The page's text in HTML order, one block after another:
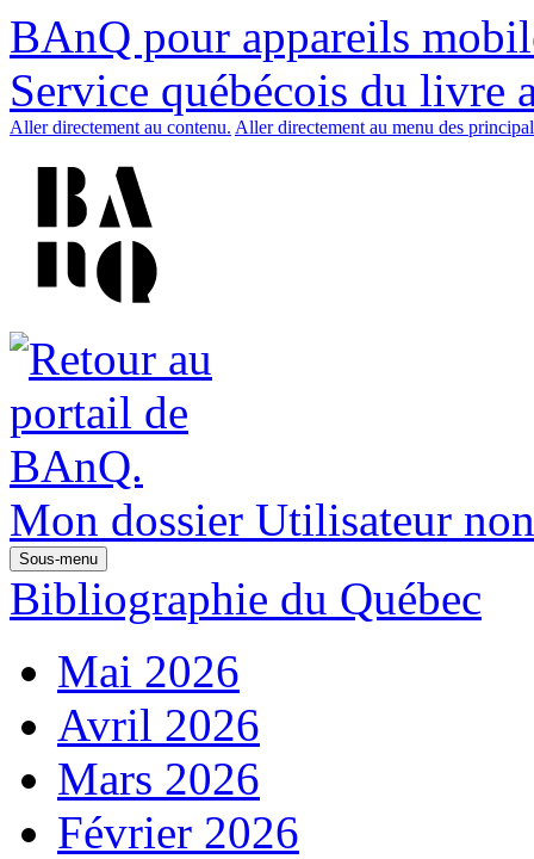
BAnQ pour appareils
Service québécois du livre
Aller directement au contenu. Aller directement au menu des
Mon dossier Utilisateur
Sous-menu
Bibliographie du Québec
Mai 2026
Avril 2026
Mars 2026
Février 2026